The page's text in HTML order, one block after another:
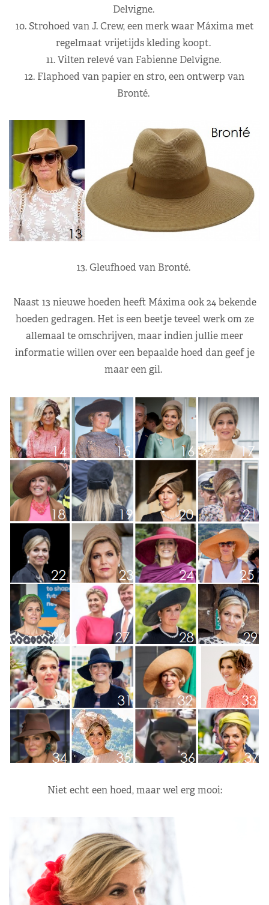
Delvigne.
10. Strohoed van J. Crew, een merk waar Máxima met
regelmaat vrijetijds kleding koopt.
11. Vilten relevé van Fabienne Delvigne.
12. Flaphoed van papier en stro, een ontwerp van
Bronté.
13. Gleufhoed van Bronté.
Naast 13 nieuwe hoeden heeft Máxima ook 24 bekende
hoeden gedragen. Het is een beetje teveel werk om ze
allemaal te omschrijven, maar indien jullie meer
informatie willen over een bepaalde hoed dan geef je
maar een gil.
Niet echt een hoed, maar wel erg mooi: